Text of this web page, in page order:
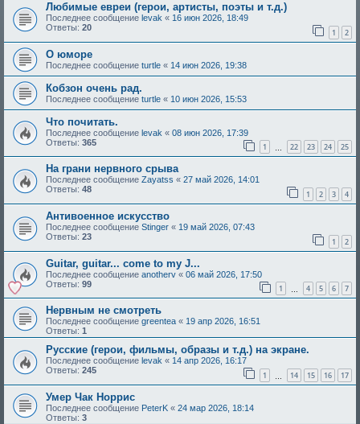
Любимые евреи (герои, артисты, поэты и т.д.)
Последнее сообщение levak « 16 июн 2026, 18:49
Ответы: 20 1 2
О юморе
Последнее сообщение turtle « 14 июн 2026, 19:38
Кобзон очень рад.
Последнее сообщение turtle « 10 июн 2026, 15:53
Что почитать.
Последнее сообщение levak « 08 июн 2026, 17:39
Ответы: 365 1 22 23 24 25
На грани нервного срыва
Последнее сообщение Zayatss « 27 май 2026, 14:01
Ответы: 48 1 2 3 4
Антивоенное искусство
Последнее сообщение Stinger « 19 май 2026, 07:43
Ответы: 23 1 2
Guitar, guitar... come to my J...
Последнее сообщение anotherv « 06 май 2026, 17:50
Ответы: 99 1 4 5 6 7
Нервным не смотреть
Последнее сообщение greentea « 19 апр 2026, 16:51
Ответы: 1
Русские (герои, фильмы, образы и т.д.) на экране.
Последнее сообщение levak « 14 апр 2026, 16:17
Ответы: 245 1 14 15 16 17
Умер Чак Норрис
Последнее сообщение PeterK « 24 мар 2026, 18:14
Ответы: 3